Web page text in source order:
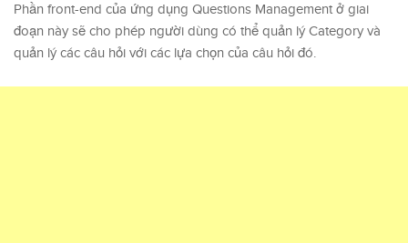
Phần front-end của ứng dụng Questions Management ở giai
đoạn này sẽ cho phép người dùng có thể quản lý Category và
quản lý các câu hỏi với các lựa chọn của câu hỏi đó.